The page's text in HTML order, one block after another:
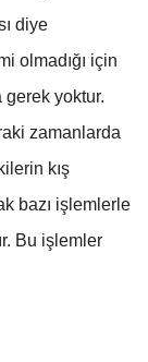
diye
olmadığı için
gerek yoktur.
zamanlarda
kış
bazı işlemlerle
Bu işlemler